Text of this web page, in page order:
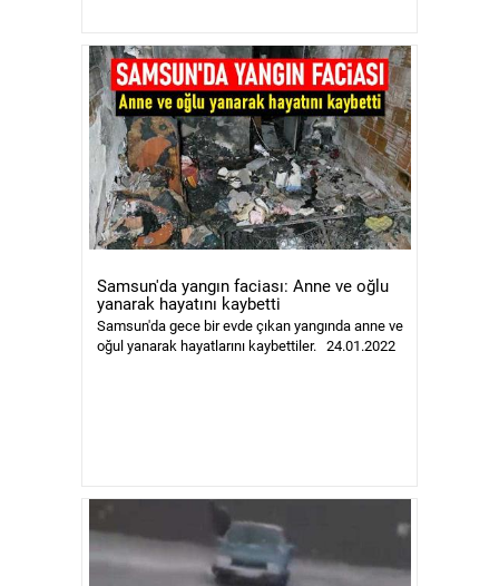
Samsun'da yangın faciası: Anne ve oğlu
yanarak hayatını kaybetti
Samsun'da gece bir evde çıkan yangında anne ve
oğul yanarak hayatlarını kaybettiler. 24.01.2022